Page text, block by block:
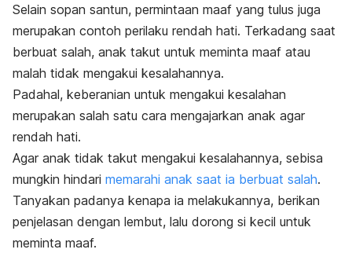
Selain sopan santun, permintaan maaf yang tulus juga
merupakan contoh perilaku rendah hati. Terkadang saat
berbuat salah, anak takut untuk meminta maaf atau
malah tidak mengakui kesalahannya.
Padahal, keberanian untuk mengakui kesalahan
merupakan salah satu cara mengajarkan anak agar
rendah hati.
Agar anak tidak takut mengakui kesalahannya, sebisa
mungkin hindari memarahi anak saat ia berbuat salah.
Tanyakan padanya kenapa ia melakukannya, berikan
penjelasan dengan lembut, lalu dorong si kecil untuk
meminta maaf.